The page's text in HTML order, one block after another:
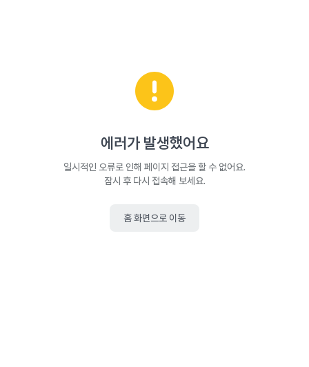
에러가 발생했어요
일시적인 오류로 인해 페이지 접근을 할 수 없어요.
잠시 후 다시 접속해 보세요.
홈 화면으로 이동